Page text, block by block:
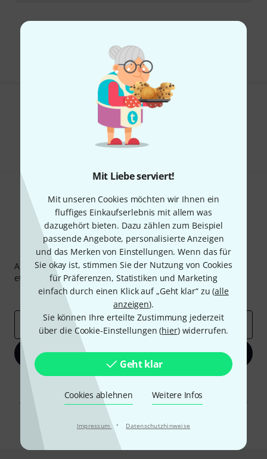
Mit Liebe serviert!
Mit unseren Cookies möchten wir Ihnen ein
fluffiges Einkaufserlebnis mit allem was
dazugehört bieten. Dazu zählen zum Beispiel
passende Angebote, personalisierte Anzeigen
und das Merken von Einstellungen. Wenn das für
Sie okay ist, stimmen Sie der Nutzung von Cookies
für Präferenzen, Statistiken und Marketing
einfach durch einen Klick auf „Geht klar“ zu (alle
anzeigen).
Sie können Ihre erteilte Zustimmung jederzeit
über die Cookie-Einstellungen (hier) widerrufen.
Geht klar
Cookies ablehnen Weitere Infos
Impressum · Datenschutzhinweise
Gefällt Ihnen, was Sie sehen?
Hilfe & Feedback
Thomann Newsletter
Abonniere den Thomann Newsletter und gewinne mit
etwas Glück einen von50 Gutscheinenüber jeweils
Inspirierende Beiträge
Deals Thomann Insights
E-Mail-Adresse*
Jetzt anmelden
Mit Klick auf „Jetzt anmelden“ stimmen Sie dem Erhalt von E-Mail-
Werbung und einer Messung des E-Mail-Nutzungsverhaltens zu. Die
Abmeldung ist jederzeit möglich. Weitere Informationen finden Sie in
unseren
* Pflichtfeld